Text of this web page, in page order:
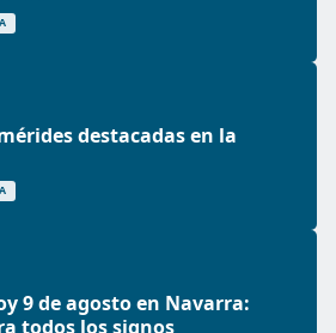
destacadas en la
9 de agosto en Navarra:
todos los signos